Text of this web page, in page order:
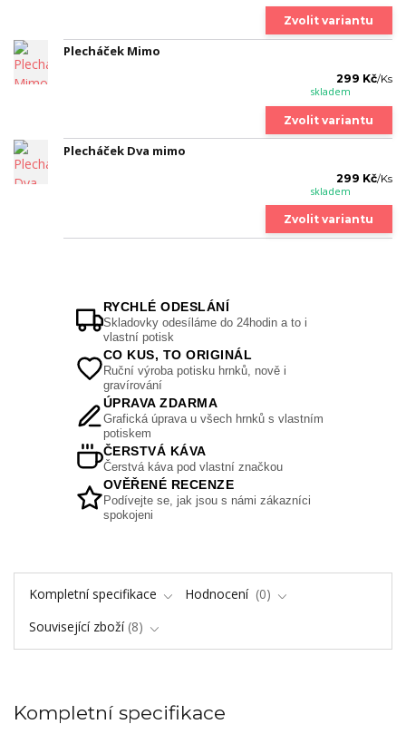
Zvolit variantu
Plecháček Mimo
299 Kč/Ks
skladem
Zvolit variantu
Plecháček Dva mimo
299 Kč/Ks
skladem
Zvolit variantu
RYCHLÉ ODESLÁNÍ
Skladovky odesíláme do 24hodin a to i
vlastní potisk
CO KUS, TO ORIGINÁL
Ruční výroba potisku hrnků, nově i
gravírování
ÚPRAVA ZDARMA
Grafická úprava u všech hrnků s vlastním
potiskem
ČERSTVÁ KÁVA
Čerstvá káva pod vlastní značkou
OVĚŘENÉ RECENZE
Podívejte se, jak jsou s námi zákazníci
spokojeni
Kompletní specifikace Hodnocení
0
Související zboží 8
Kompletní specifikace